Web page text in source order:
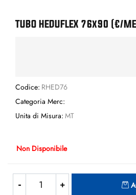
TUBO HEDUFLEX 76x90 (€/
Codice: RHED76
Categoria Merc:
Unita di Misura: MT
Non Disponibile